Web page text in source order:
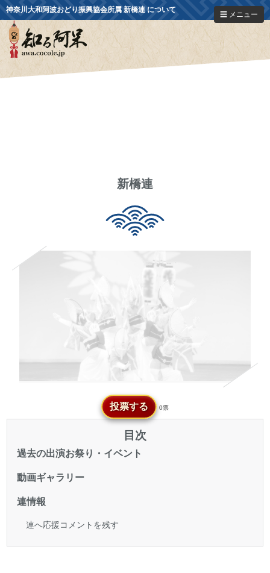
神奈川大和阿波おどり振興協会所属 新橋連 について
☰ メニュー
新橋連
投票する 0票
目次
過去の出演お祭り・イベント
動画ギャラリー
連情報
連へ応援コメントを残す